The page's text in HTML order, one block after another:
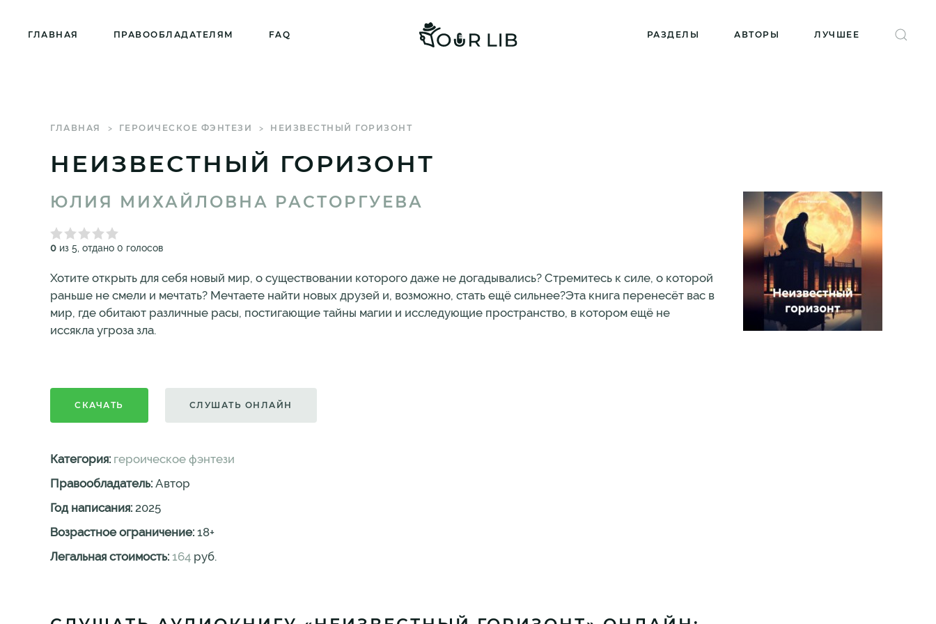
ГЛАВНАЯ ПРАВООБЛАДАТЕЛЯМ FAQ РАЗДЕЛЫ АВТОРЫ ЛУЧШЕЕ
ГЛАВНАЯ ГЕРОИЧЕСКОЕ ФЭНТЕЗИ НЕИЗВЕСТНЫЙ ГОРИЗОНТ
НЕИЗВЕСТНЫЙ ГОРИЗОНТ
ЮЛИЯ МИХАЙЛОВНА РАСТОРГУЕВА
0 из 5, отдано 0 голосов
Хотите открыть для себя новый мир, о существовании которого даже не догадывались? Стремитесь к силе, о которой
раньше не смели и мечтать? Мечтаете найти новых друзей и, возможно, стать ещё сильнее?Эта книга перенесёт вас в
мир, где обитают различные расы, постигающие тайны магии и исследующие пространство, в котором ещё не
иссякла угроза зла.
СКАЧАТЬ СЛУШАТЬ ОНЛАЙН
Категория: героическое фэнтези
Правообладатель: Автор
Год написания: 2025
Возрастное ограничение: 18+
Легальная стоимость: 164 руб.